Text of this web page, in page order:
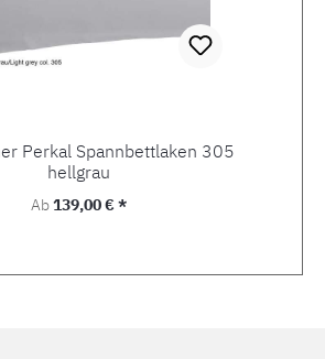
Perkal Spannbettlaken 305
hellgrau
Regulärer Preis:
Ab139,00 € *